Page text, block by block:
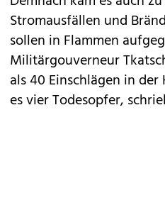
Stromausfällen und
sollen in Flammen
Militärgouverneur
als 40 Einschlägen in
es vier Todesopfer,